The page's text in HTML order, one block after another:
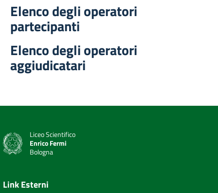
Elenco degli operatori
partecipanti
Elenco degli operatori
aggiudicatari
Liceo Scientifico
Enrico Fermi
Bologna
Link Esterni